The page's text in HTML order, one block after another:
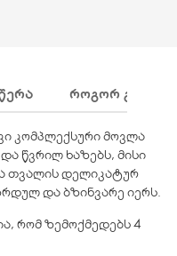
ᲠᲝᲒᲝᲠ
კომპლექსური მოვლა
წვრილ ხაზებს, მისი
თვალის დელიკატურ
და ბზინვარე იერს.
რომ ზემოქმედებს 4